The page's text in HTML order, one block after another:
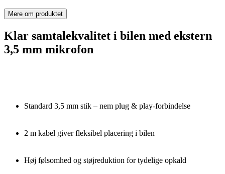
Mere om produktet
Klar samtalekvalitet i bilen med ekstern
3,5 mm mikrofon
Standard 3,5 mm stik – nem plug & play-forbindelse
2 m kabel giver fleksibel placering i bilen
Høj følsomhed og støjreduktion for tydelige opkald